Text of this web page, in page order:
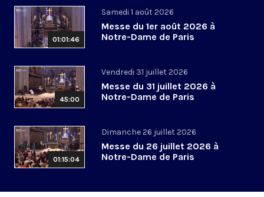
01:01:46
Samedi 1 août 2026
Messe du 1er août 2026 à
Notre-Dame de Paris
45:00
Vendredi 31 juillet 2026
Messe du 31 juillet 2026 à
Notre-Dame de Paris
01:15:04
Dimanche 26 juillet 2026
Messe du 26 juillet 2026 à
Notre-Dame de Paris